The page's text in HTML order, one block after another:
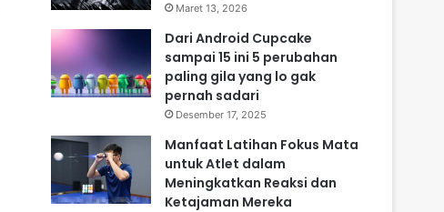
Maret 13, 2026
Dari Android Cupcake
sampai 15 ini 5 perubahan
paling gila yang lo gak
pernah sadari
Desember 17, 2025
Manfaat Latihan Fokus Mata
untuk Atlet dalam
Meningkatkan Reaksi dan
Ketajaman Mereka